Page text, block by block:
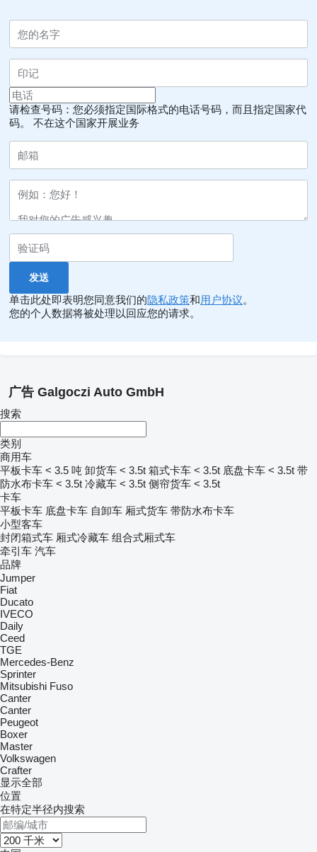
请检查号码：您必须指定国际格式的电话号码，而且指定国家代
码。
不在这个国家开展业务
单击此处即表明您同意我们的隐私政策和用户协议。
您的个人数据将被处理以回应您的请求。
广告 Galgoczi Auto GmbH
搜索
类别
商用车
平板卡车 < 3.5 吨 卸货车 < 3.5t 箱式卡车 < 3.5t 底盘卡车 < 3.5t 带
防水布卡车 < 3.5t 冷藏车 < 3.5t 侧帘货车 < 3.5t
卡车
平板卡车 底盘卡车 自卸车 厢式货车 带防水布卡车
小型客车
封闭箱式车 厢式冷藏车 组合式厢式车
牵引车 汽车
品牌
Jumper
Fiat
Ducato
IVECO
Daily
Ceed
TGE
Mercedes-Benz
Sprinter
Mitsubishi Fuso
Canter
Canter
Peugeot
Boxer
Master
Volkswagen
Crafter
显示全部
位置
在特定半径内搜索